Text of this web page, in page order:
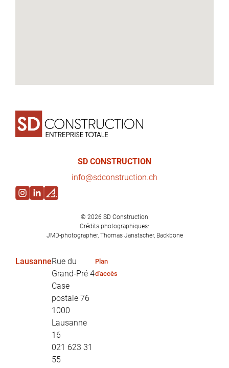
SD CONSTRUCTION
info@sdconstruction.ch
© 2026 SD Construction
Crédits photographiques:
JMD-photographer, Thomas Janstscher, Backbone
LausanneRue du
Grand-Pré 4
Case
postale 76
1000
Lausanne
16
021 623 31
55
Plan
d'accès